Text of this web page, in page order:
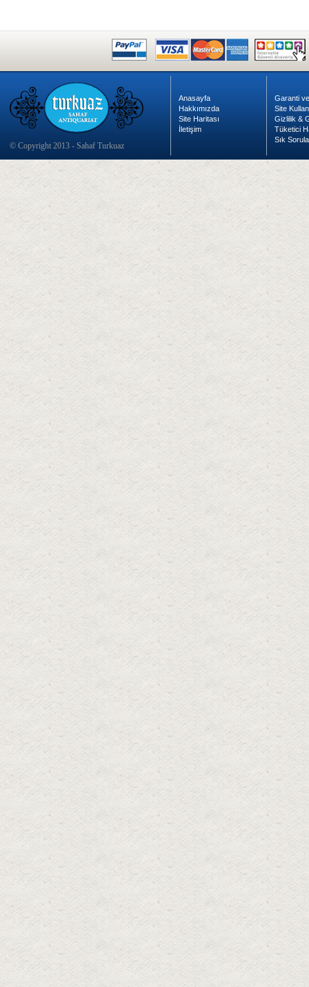
© Copyright 2013 - Sahaf Turkuaz
Anasayfa
Hakkımızda
Site Haritası
İletişim
Garanti
Site
Gizlilik &
Tüketici
Sık